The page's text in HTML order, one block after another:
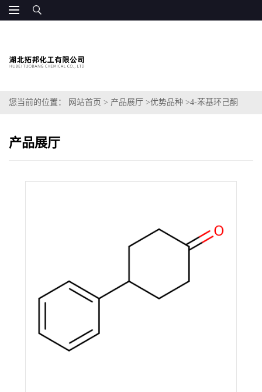
您当前的位置： 网站首页 > 产品展厅 >优势品种 >4-苯基环己酮
产品展厅